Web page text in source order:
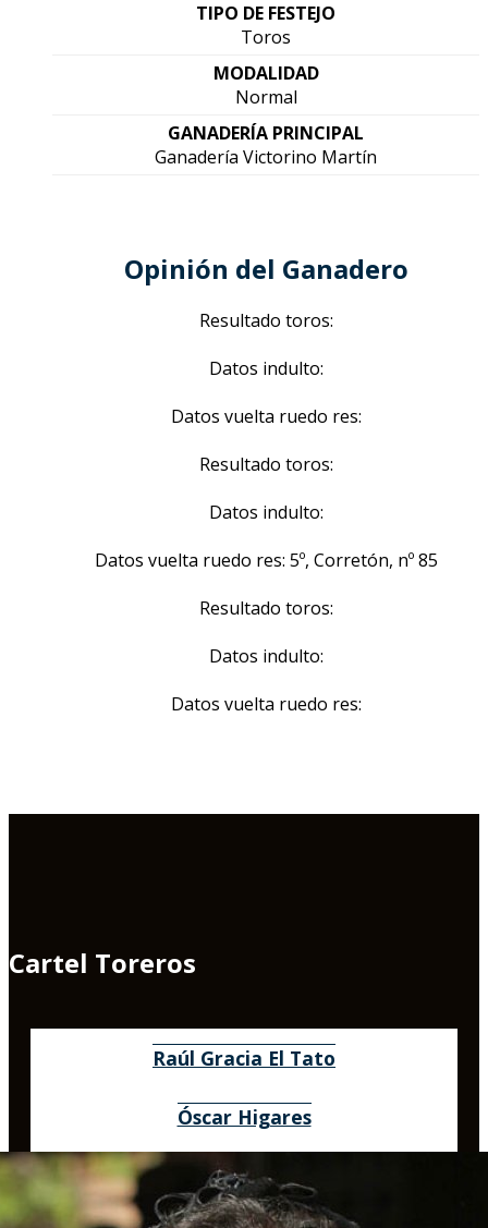
TIPO DE FESTEJO
Toros
MODALIDAD
Normal
GANADERÍA PRINCIPAL
Ganadería Victorino Martín
Opinión del Ganadero
Resultado toros:
Datos indulto:
Datos vuelta ruedo res:
Resultado toros:
Datos indulto:
Datos vuelta ruedo res: 5º, Corretón, nº 85
Resultado toros:
Datos indulto:
Datos vuelta ruedo res:
Cartel Toreros
Raúl Gracia El Tato
Óscar Higares